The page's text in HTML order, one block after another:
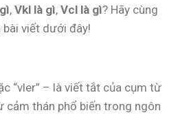
, Vkl là gì, Vcl là gì? Hãy cùng
viết dưới đây!
“vler” – là viết tắt của cụm từ
cảm thán phổ biến trong ngôn